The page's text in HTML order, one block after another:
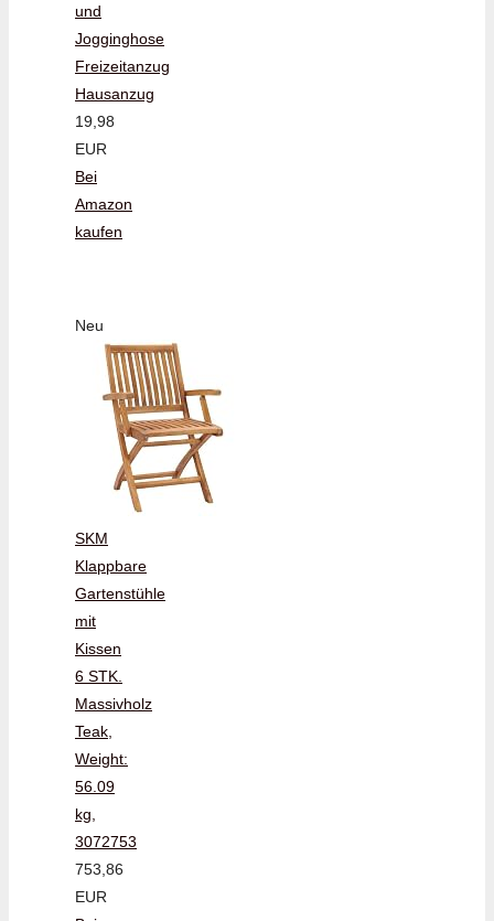
und
Jogginghose
Freizeitanzug
Hausanzug
19,98
EUR
Bei
Amazon
kaufen
Neu
SKM
Klappbare
Gartenstühle
mit
Kissen
6 STK.
Massivholz
Teak,
Weight:
56.09
kg,
3072753
753,86
EUR